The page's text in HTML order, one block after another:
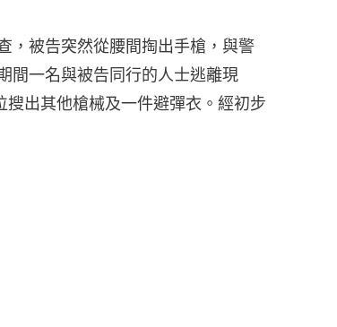
，被告突然從腰間掏出手槍，與警
間一名與被告同行的人士逃離現
出其他槍械及一件避彈衣。經初步